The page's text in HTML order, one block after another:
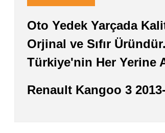
Oto Yedek Yarçada
Orjinal ve Sıfır Üründür.
Türkiye'nin Her Yerine
Renault Kangoo 3